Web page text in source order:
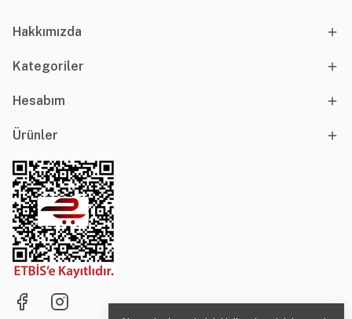
Hakkımızda
Kategoriler
Hesabım
Ürünler